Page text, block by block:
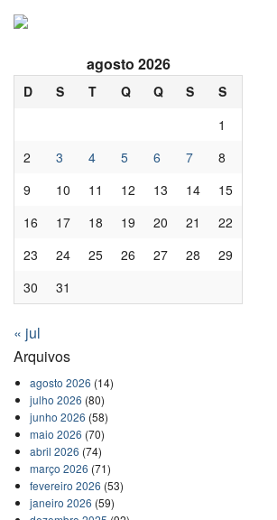
agosto 2026
D S T Q Q S
S
1
2
3 4 5 6 7
8
9
10 11 12 13 14
15
16
17 18 19 20 21
22
23
24 25 26 27 28
29
30
31
« jul
Arquivos
agosto 2026 (14)
julho 2026 (80)
junho 2026 (58)
maio 2026 (70)
abril 2026 (74)
março 2026 (71)
fevereiro 2026 (53)
janeiro 2026 (59)